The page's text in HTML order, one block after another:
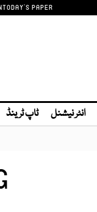
TODAY'S PAPER
انٹر نیشنل ٹاپ ٹرینڈ